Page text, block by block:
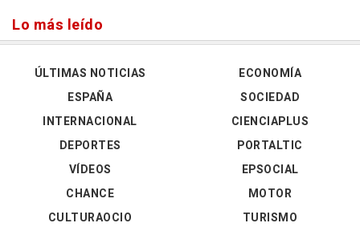
Lo más leído
ÚLTIMAS NOTICIAS
ESPAÑA
INTERNACIONAL
DEPORTES
VÍDEOS
ECONOMÍA
SOCIEDAD
CIENCIAPLUS
PORTALTIC
EPSOCIAL
CHANCE
CULTURAOCIO
MOTOR
TURISMO